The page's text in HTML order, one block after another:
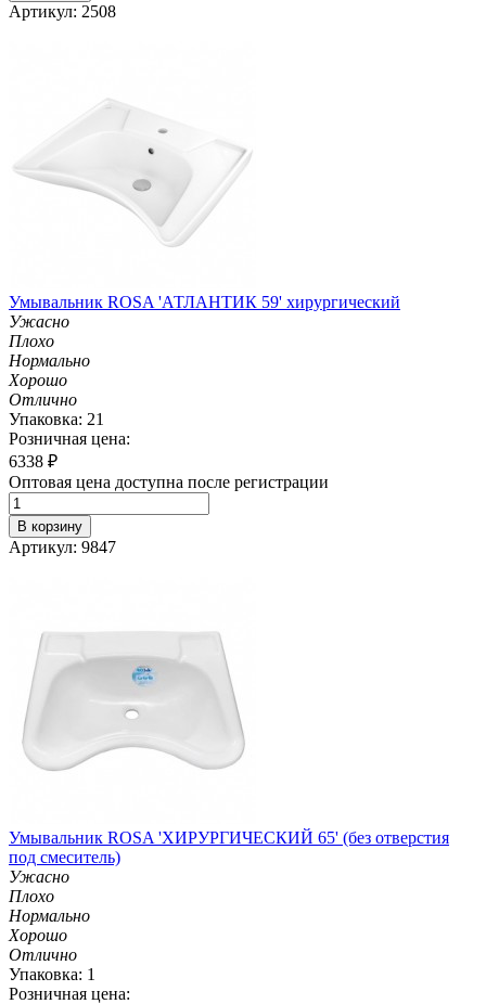
Артикул: 2508
Умывальник ROSA 'АТЛАНТИК 59' хирургический
Ужасно
Плохо
Нормально
Хорошо
Отлично
Упаковка: 21
Розничная цена:
6338 ₽
Оптовая цена доступна после регистрации
В корзину
Артикул: 9847
Умывальник ROSA 'ХИРУРГИЧЕСКИЙ 65' (без отверстия
под смеситель)
Ужасно
Плохо
Нормально
Хорошо
Отлично
Упаковка: 1
Розничная цена: